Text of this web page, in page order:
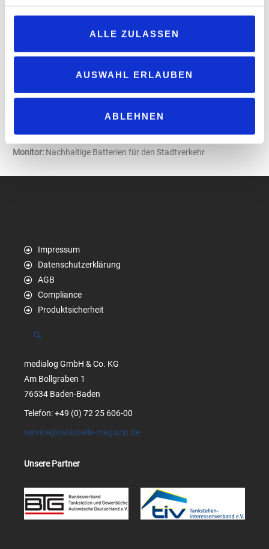
ALLE ZULASSEN
AUSWAHL ERLAUBEN
ABLEHNEN
Messe-Nachbericht „EuroCIS“
5 FRAGEN AN …
Marc Weßling, CEO, „fillibri“
EXKLUSIVER CLUBTEIL FÜR ABONNENTEN
Serie Arbeitssicherheit (Teil 3)
10 Tipps:Wofür braucht man Firmenrechtsschutz?
Monitor: Nachhaltige Batterien für den Stadtverkehr
Impressum
Datenschutzerklärung
AGB
Compliance
Produktsicherheit
Suchen
medialog GmbH & Co. KG
Am Bollgraben 1
76534 Baden-Baden
Telefon: +49 (0) 72 25 606-00
service@tankstelle-magazin.de
Unsere Partner